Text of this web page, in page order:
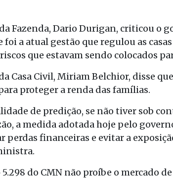
Fazenda, Dario Durigan, criticou o
foi a atual gestão que regulou as
que estavam sendo colocados
Casa Civil, Miriam Belchior, disse
proteger a renda das famílias.
de predição, se não tiver sob
a medida adotada hoje pelo
perdas financeiras e evitar a
5.298 do CMN não proíbe o mercado